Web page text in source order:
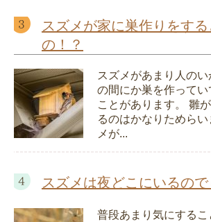
スズメが家に巣作りをす
の！？
スズメがあまり人の
の間にか巣を作って
ことがあります。 雛
るのはかなりためら
メが...
スズメは夜どこにいるので
普段あまり気にする